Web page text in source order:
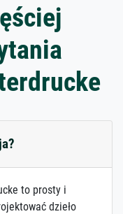
to prosty i
dzieło